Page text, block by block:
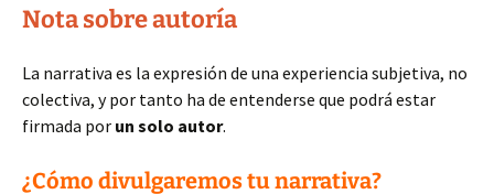
Nota sobre autoría
La narrativa es la expresión de una experiencia subjetiva, no
colectiva, y por tanto ha de entenderse que podrá estar
firmada por un solo autor.
¿Cómo divulgaremos tu narrativa?